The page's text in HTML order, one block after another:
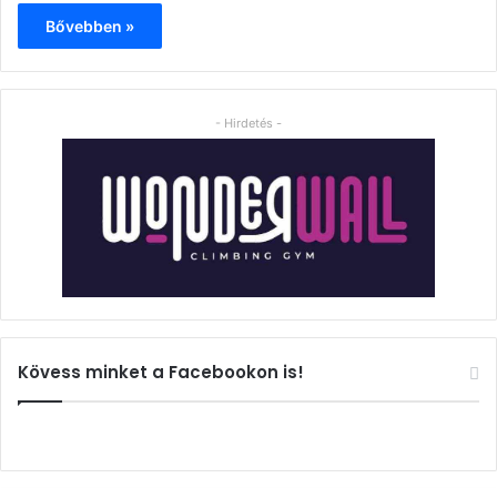
Bővebben »
- Hirdetés -
Kövess minket a Facebookon is!